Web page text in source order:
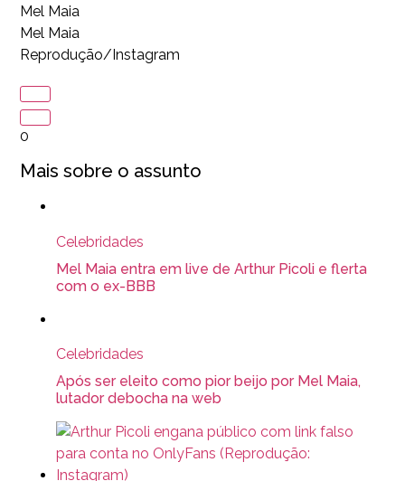
Mel Maia
Mel Maia
Reprodução/Instagram
0
Mais sobre o assunto
Celebridades
Mel Maia entra em live de Arthur Picoli e flerta
com o ex-BBB
Celebridades
Após ser eleito como pior beijo por Mel Maia,
lutador debocha na web